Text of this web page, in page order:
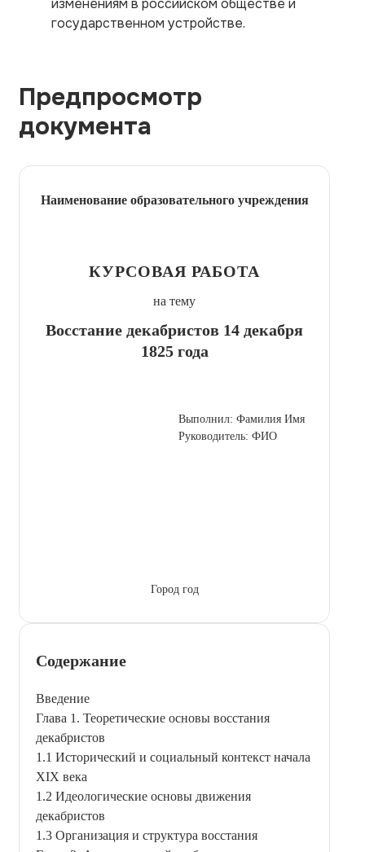
государственном устройстве.
Предпросмотр
документа
Наименование образовательного учреждения
КУРСОВАЯ РАБОТА
на тему
Восстание декабристов 14 декабря
1825 года
Выполнил: Фамилия Имя
Руководитель: ФИО
Город год
Содержание
Введение
Глава 1. Теоретические основы восстания
декабристов
1.1 Исторический и социальный контекст начала
XIX века
1.2 Идеологические основы движения
декабристов
1.3 Организация и структура восстания